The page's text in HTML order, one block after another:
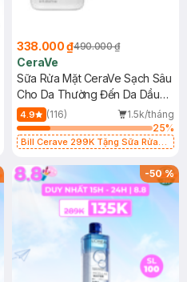
338.000 ₫490.000 ₫
CeraVe
Sữa Rửa Mặt CeraVe Sạch Sâu
Cho Da Thường Đến Da Dầu
473ml
4.9 (116)
1.5k/tháng
25%
Bill Cerave 299K Tặng Sữa Rửa
-50%